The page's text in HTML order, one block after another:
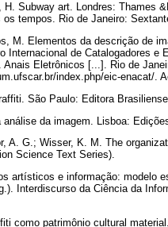
H. Subway art. Londres: Thames
os tempos. Rio de Janeiro:
M. Elementos da descrição de
Internacional de Catalogadores e
Anais Eletrônicos [...]. Rio de
index.php/eic-enacat/.
São Paulo: Editora
análise da imagem. Lisboa:
A. G.; Wisser, K. M. The
Science Text Series).
artísticos e informação: modelo
Interdiscurso da Ciência da
como patrimônio cultural